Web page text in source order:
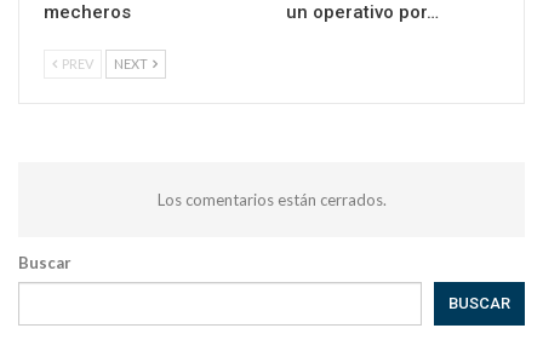
mecheros
un operativo por…
PREV NEXT
Los comentarios están cerrados.
Buscar
BUSCAR